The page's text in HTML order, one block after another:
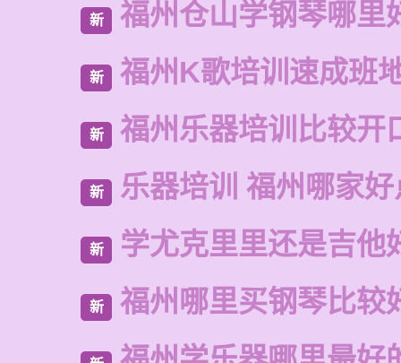
新 福州仓山学钢琴哪里
新 福州K歌培训速成班
新 福州乐器培训比较开
新 乐器培训 福州哪家
新 学尤克里里还是吉他
新 福州哪里买钢琴比较